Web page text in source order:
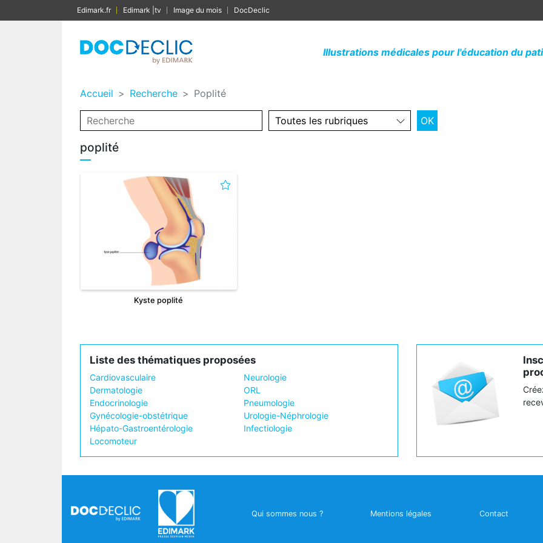
Edimark.fr Edimark |tv Image du mois DocDeclic
Illustrations médicales pour l'éducation du
Accueil Recherche Poplité
poplité
Kyste poplité
Liste des thématiques proposées
Cardiovasculaire
Dermatologie
Endocrinologie
Gynécologie-obstétrique
Hépato-Gastroentérologie
Locomoteur
Neurologie
ORL
Pneumologie
Urologie-Néphrologie
Infectiologie
Qui sommes nous ? Mentions légales Contact